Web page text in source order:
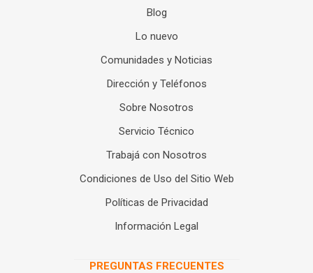
Blog
Lo nuevo
Comunidades y Noticias
Dirección y Teléfonos
Sobre Nosotros
Servicio Técnico
Trabajá con Nosotros
Condiciones de Uso del Sitio Web
Políticas de Privacidad
Información Legal
PREGUNTAS FRECUENTES